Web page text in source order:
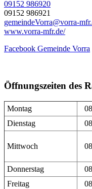
09152 986920
09152 986921
gemeindeVorra@vorra-
www.vorra-mfr.de/
Facebook Gemeinde Vorra
Öffnungszeiten des
Montag
Dienstag
Mittwoch
Donnerstag
Freitag